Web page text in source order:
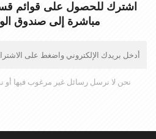
اشترك للحصول على قوائم
مباشرة إلى صندوق
نحن لا نرسل رسائل غير مرغوب فيها أو